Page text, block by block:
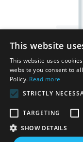
Karapatang-ari © 2025
This website
This website uses
website you consent to
Policy. Read more
STRICTLY
TARGETING
SHOW DETAILS